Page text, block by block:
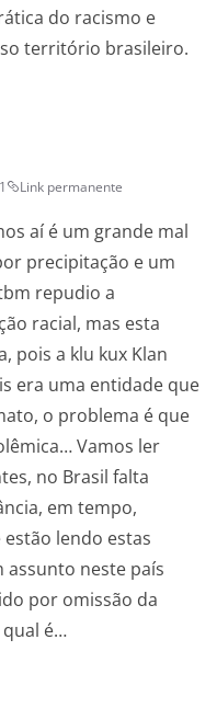
do racismo e
território brasileiro.
Link permanente
aí é um grande mal
precipitação e um
repudio a
racial, mas esta
pois a klu kux Klan
era uma entidade que
o problema é que
Vamos ler
no Brasil falta
em tempo,
lendo estas
assunto neste país
por omissão da
qual é…